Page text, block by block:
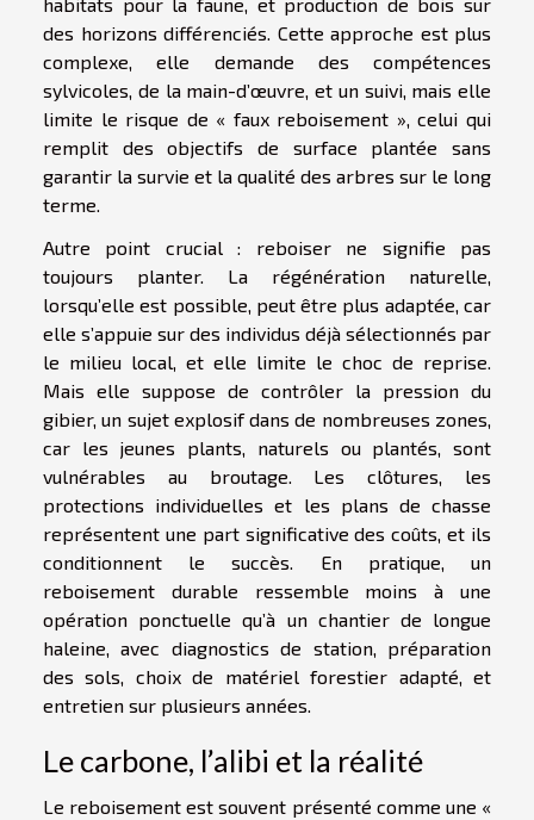
des horizons différenciés. Cette approche est plus
complexe, elle demande des compétences
sylvicoles, de la main-d’œuvre, et un suivi, mais elle
limite le risque de « faux reboisement », celui qui
remplit des objectifs de surface plantée sans
garantir la survie et la qualité des arbres sur le long
terme.
Autre point crucial : reboiser ne signifie pas
toujours planter. La régénération naturelle,
lorsqu’elle est possible, peut être plus adaptée, car
elle s’appuie sur des individus déjà sélectionnés par
le milieu local, et elle limite le choc de reprise.
Mais elle suppose de contrôler la pression du
gibier, un sujet explosif dans de nombreuses zones,
car les jeunes plants, naturels ou plantés, sont
vulnérables au broutage. Les clôtures, les
protections individuelles et les plans de chasse
représentent une part significative des coûts, et ils
conditionnent le succès. En pratique, un
reboisement durable ressemble moins à une
opération ponctuelle qu’à un chantier de longue
haleine, avec diagnostics de station, préparation
des sols, choix de matériel forestier adapté, et
entretien sur plusieurs années.
Le carbone, l’alibi et la réalité
Le reboisement est souvent présenté comme une «